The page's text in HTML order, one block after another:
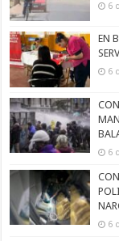
6
EN
6
6
6